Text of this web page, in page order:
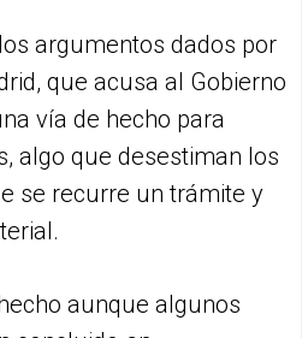
argumentos dados por
que acusa al Gobierno
vía de hecho para
algo que desestiman los
se recurre un trámite y
aunque algunos